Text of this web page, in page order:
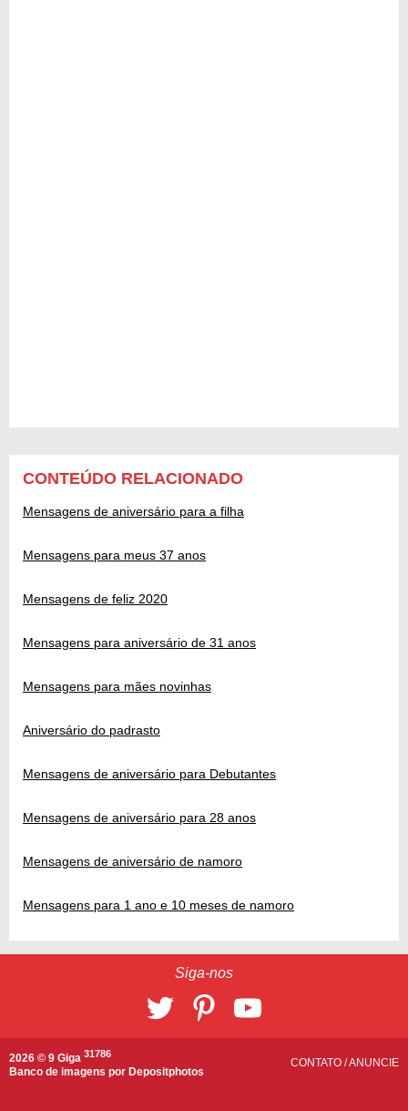
CONTEÚDO RELACIONADO
Mensagens de aniversário para a filha
Mensagens para meus 37 anos
Mensagens de feliz 2020
Mensagens para aniversário de 31 anos
Mensagens para mães novinhas
Aniversário do padrasto
Mensagens de aniversário para Debutantes
Mensagens de aniversário para 28 anos
Mensagens de aniversário de namoro
Mensagens para 1 ano e 10 meses de namoro
Siga-nos
2026 © 9 Giga 31786
Banco de imagens por Depositphotos
CONTATO /ANUNCIE